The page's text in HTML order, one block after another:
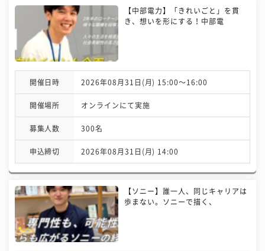
【中部電力】「きれいごと」を貫
き、想いを形にする！中部電
開催日時 2026年08月31日(月) 15:00〜16:00
開催場所 オンラインにて実施
募集人数 300名
申込締切 2026年08月31日(月) 14:00
【ソニー】誰一人、同じキャリアは
歩まない。ソニーで描く、